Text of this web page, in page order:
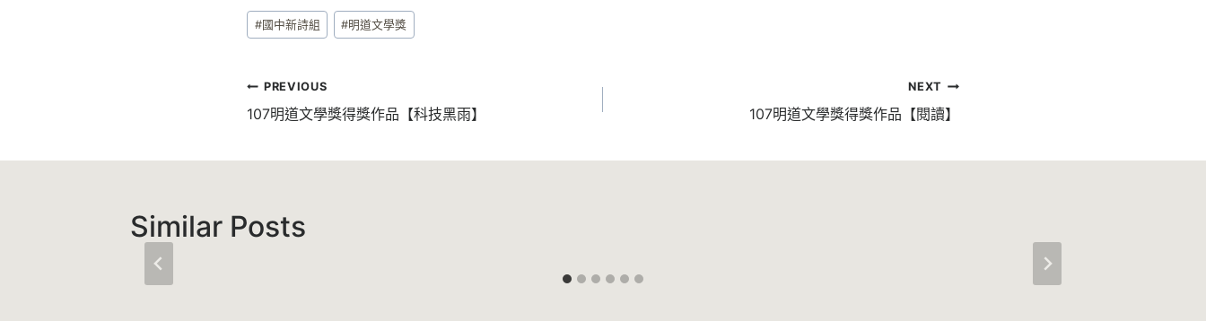
Post
Tags:
#國中新詩組 #明道文學獎
文
章
導
PREVIOUS
107明道文學獎得獎作品【科技黑雨】
NEXT
107明道文學獎得獎作品【閱讀】
Similar Posts